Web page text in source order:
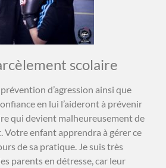
scolaire
prévention d’agression ainsi que
en lui l’aideront à prévenir
qui devient malheureusement de
Votre enfant apprendra à gérer ce
de sa pratique. Je suis très
parents en détresse, car leur